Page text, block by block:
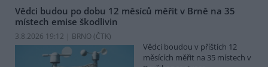
Vědci budou po dobu 12 měsíců měřit v Brně na 35
místech emise škodlivin
3.8.2026 19:12 | BRNO (ČTK)
Vědci boudou v příštích 12
měsících měřit na 35 místech v